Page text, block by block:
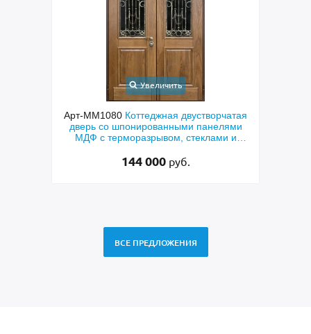
Увеличить
Арт-ММ1080 Коттеджная двустворчатая
дверь со шпонированными панелями
МДФ с терморазрывом, стеклами и
144 000 руб.
ВСЕ ПРЕДЛОЖЕНИЯ